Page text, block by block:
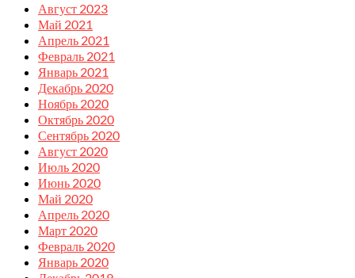
Август 2023
Май 2021
Апрель 2021
Февраль 2021
Январь 2021
Декабрь 2020
Ноябрь 2020
Октябрь 2020
Сентябрь 2020
Август 2020
Июль 2020
Июнь 2020
Май 2020
Апрель 2020
Март 2020
Февраль 2020
Январь 2020